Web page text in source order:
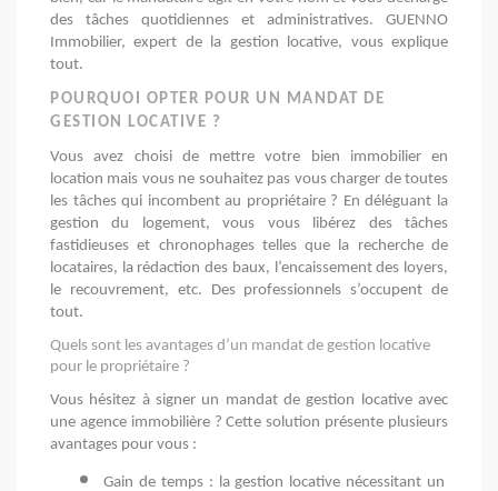
des tâches quotidiennes et administratives.
Immobilier, expert de la gestion locative, vous explique
tout.
POURQUOI OPTER POUR UN MANDAT DE
GESTION LOCATIVE ?
Vous avez choisi de mettre votre bien immobilier en
location mais vous ne souhaitez pas vous charger de toutes
les tâches qui incombent au propriétaire ? En déléguant la
gestion du logement, vous vous libérez des tâches
fastidieuses et chronophages telles que la recherche de
locataires, la rédaction des baux, l’encaissement des loyers,
le recouvrement, etc. Des professionnels s’occupent de
tout.
Quels sont les avantages d’un mandat de gestion locative
pour le propriétaire ?
Vous hésitez à signer un mandat de gestion locative avec
une agence immobilière ? Cette solution présente plusieurs
avantages pour vous :
Gain de temps : la gestion locative nécessitant un